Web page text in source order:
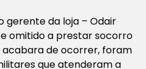
gerente da loja – Odair
omitido a prestar socorro
de ocorrer, foram
que atenderam a